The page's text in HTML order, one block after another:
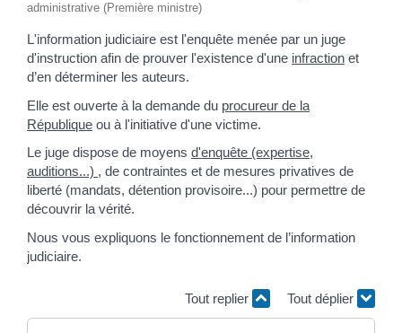
administrative (Première ministre)
L'information judiciaire est l'enquête menée par un juge
d'instruction afin de prouver l'existence d'une infraction et
d’en déterminer les auteurs.
Elle est ouverte à la demande du procureur de la
République ou à l'initiative d'une victime.
Le juge dispose de moyens d'enquête (expertise,
auditions...) , de contraintes et de mesures privatives de
liberté (mandats, détention provisoire...) pour permettre de
découvrir la vérité.
Nous vous expliquons le fonctionnement de l’information
judiciaire.
Tout replier Tout déplier